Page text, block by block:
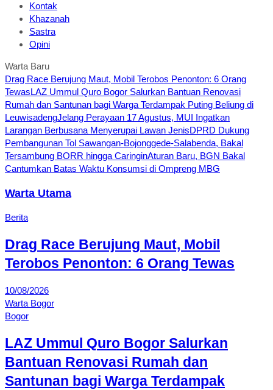
Kontak
Khazanah
Sastra
Opini
Warta Baru
Drag Race Berujung Maut, Mobil Terobos Penonton: 6 Orang
TewasLAZ Ummul Quro Bogor Salurkan Bantuan Renovasi
Rumah dan Santunan bagi Warga Terdampak Puting Beliung di
LeuwisadengJelang Perayaan 17 Agustus, MUI Ingatkan
Larangan Berbusana Menyerupai Lawan JenisDPRD Dukung
Pembangunan Tol Sawangan-Bojonggede-Salabenda, Bakal
Tersambung BORR hingga CaringinAturan Baru, BGN Bakal
Cantumkan Batas Waktu Konsumsi di Ompreng MBG
Warta Utama
Berita
Drag Race Berujung Maut, Mobil
Terobos Penonton: 6 Orang Tewas
10/08/2026
Warta Bogor
Bogor
LAZ Ummul Quro Bogor Salurkan
Bantuan Renovasi Rumah dan
Santunan bagi Warga Terdampak